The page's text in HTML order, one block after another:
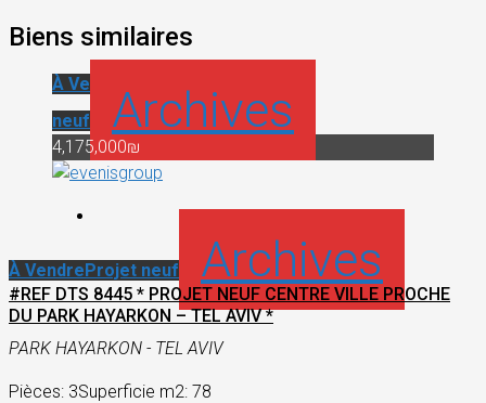
Biens similaires
À Vendre
neuf
Archives
4,175,000₪
À VendreProjet neuf Archives
#REF DTS 8445 * PROJET NEUF CENTRE VILLE PROCHE
DU PARK HAYARKON – TEL AVIV *
PARK HAYARKON - TEL AVIV
Pièces: 3Superficie m2: 78